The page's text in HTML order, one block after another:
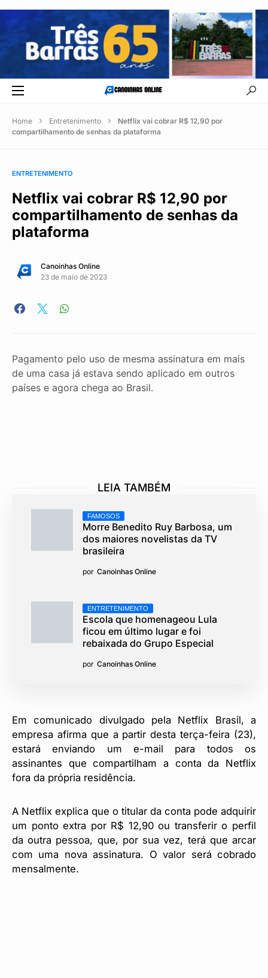
Home Entretenimento
Netflix vai cobrar R$ 12,90 por
compartilhamento de senhas da plataforma
ENTRETENIMENTO
Netflix vai cobrar R$ 12,90 por
compartilhamento de senhas da
plataforma
Canoinhas Online
23 de maio de 2023
Pagamento pelo uso de mesma assinatura em mais
de uma casa já estava sendo aplicado em outros
países e agora chega ao Brasil.
LEIA TAMBÉM
FAMOSOS
Morre Benedito Ruy Barbosa, um
dos maiores novelistas da TV
brasileira
por Canoinhas Online
ENTRETENIMENTO
Escola que homenageou Lula
ficou em último lugar e foi
rebaixada do Grupo Especial
por Canoinhas Online
Em comunicado divulgado pela Netflix Brasil, a
empresa afirma que a partir desta terça-feira (23),
estará enviando um e-mail para todos os
assinantes que compartilham a conta da Netflix
fora da própria residência.
A Netflix explica que o titular da conta pode adquirir
um ponto extra por R$ 12,90 ou transferir o perfil
da outra pessoa, que, por sua vez, terá que arcar
com uma nova assinatura. O valor será cobrado
mensalmente.